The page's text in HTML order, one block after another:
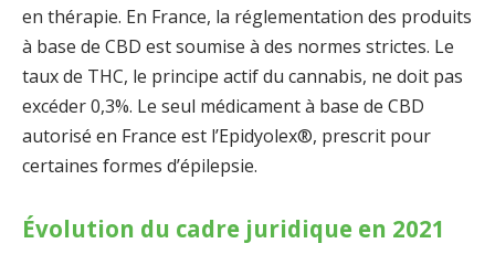
en thérapie. En France, la réglementation des produits
à base de CBD est soumise à des normes strictes. Le
taux de THC, le principe actif du cannabis, ne doit pas
excéder 0,3%. Le seul médicament à base de CBD
autorisé en France est l’Epidyolex®, prescrit pour
certaines formes d’épilepsie.
Évolution du cadre juridique en 2021